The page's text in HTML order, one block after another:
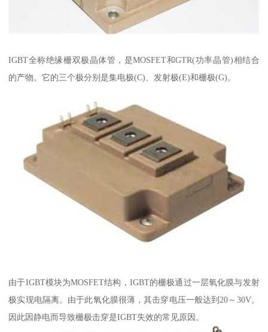
IGBT全称绝缘栅双极晶体管，是MOSFET和GTR(功率晶管)相结合
的产物。它的三个极分别是集电极(C)、发射极(E)和栅极(G)。
由于IGBT模块为MOSFET结构，IGBT的栅极通过一层氧化膜与发射
极实现电隔离。由于此氧化膜很薄，其击穿电压一般达到20～30V。
因此因静电而导致栅极击穿是IGBT失效的常见原因。